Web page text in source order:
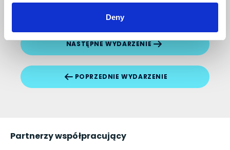
Deny
POPRZEDNIE WYDARZENIE
NASTĘPNE WYDARZENIE
Partnerzy współpracujący